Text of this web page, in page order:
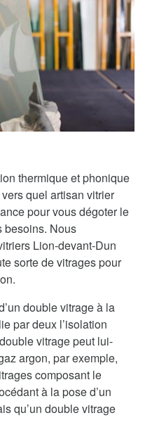
thermique et phonique
quel artisan vitrier
pour vous dégoter le
besoins. Nous
Lion-devant-Dun
sorte de vitrages pour
double vitrage à la
par deux l’isolation
vitrage peut lui-
argon, par exemple,
composant le
à la pose d’un
qu’un double vitrage